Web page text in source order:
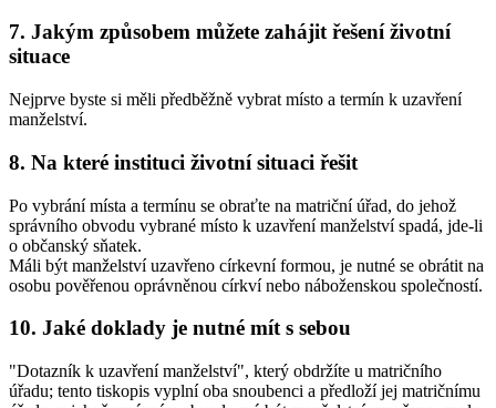
7. Jakým způsobem můžete zahájit řešení životní
situace
Nejprve byste si měli předběžně vybrat místo a termín k uzavření
manželství.
8. Na které instituci životní situaci řešit
Po vybrání místa a termínu se obraťte na matriční úřad, do jehož
správního obvodu vybrané místo k uzavření manželství spadá, jde-li
o občanský sňatek.
Máli být manželství uzavřeno církevní formou, je nutné se obrátit na
osobu pověřenou oprávněnou církví nebo náboženskou společností.
10. Jaké doklady je nutné mít s sebou
"Dotazník k uzavření manželství", který obdržíte u matričního
úřadu; tento tiskopis vyplní oba snoubenci a předloží jej matričnímu